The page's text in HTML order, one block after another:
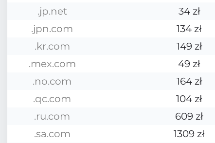
.jp.net
34 zł
.jpn.com
134 zł
.kr.com
149 zł
.mex.com
49 zł
.no.com
164 zł
.qc.com
104 zł
.ru.com
609 zł
.sa.com
1309 zł